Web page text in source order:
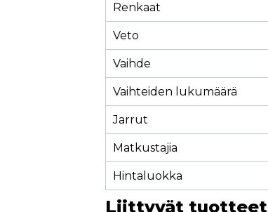
Renkaat
Veto
Vaihde
Vaihteiden lukumäärä
Jarrut
Matkustajia
Hintaluokka
Liittyvät tuotteet